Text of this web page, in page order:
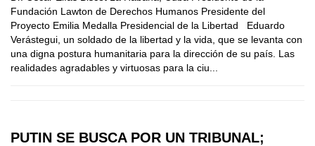
Fundación Lawton de Derechos Humanos Presidente del
Proyecto Emilia Medalla Presidencial de la Libertad Eduardo
Verástegui, un soldado de la libertad y la vida, que se levanta con
una digna postura humanitaria para la dirección de su país. Las
realidades agradables y virtuosas para la ciu...
PUTIN SE BUSCA POR UN TRIBUNAL;